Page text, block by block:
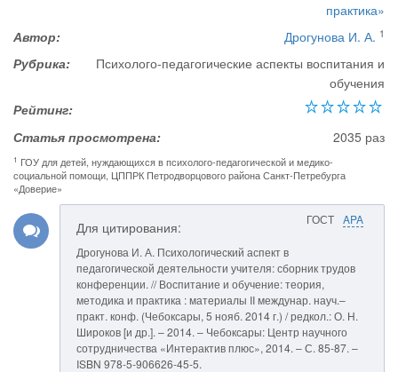
практика»
Автор:
Дрогунова И. А. 1
Рубрика:
Психолого-педагогические аспекты воспитания и
обучения
Рейтинг:
Статья просмотрена:
2035 раз
1 ГОУ для детей, нуждающихся в психолого-педагогической и медико-
социальной помощи, ЦППРК Петродворцового района Санкт-Петребурга
«Доверие»
ГОСТ APA
Для цитирования:
Дрогунова И. А. Психологический аспект в
педагогической деятельности учителя: сборник трудов
конференции. // Воспитание и обучение: теория,
методика и практика : материалы II междунар. науч.–
практ. конф. (Чебоксары, 5 нояб. 2014 г.) / редкол.: О. Н.
Широков [и др.]. – 2014. – Чебоксары: Центр научного
сотрудничества «Интерактив плюс», 2014. – С. 85-87. –
ISBN 978-5-906626-45-5.